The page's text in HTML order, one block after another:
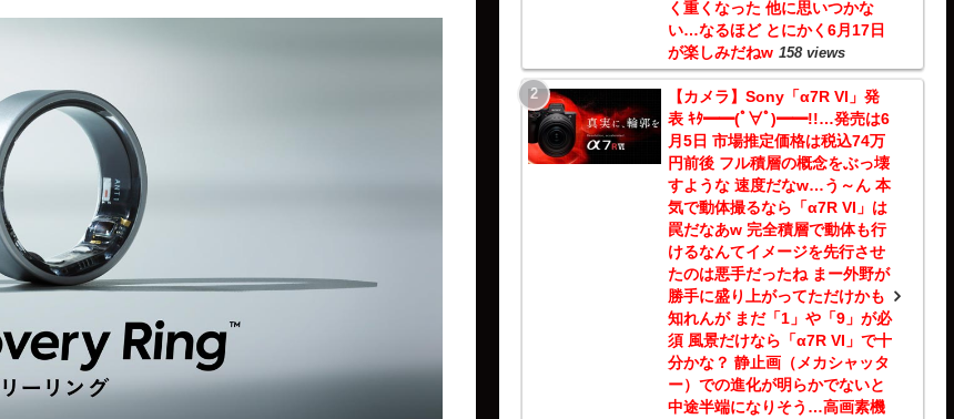
く重くなった 他に思いつかな
い…なるほど とにかく6月17日
が楽しみだねw 158 views
【カメラ】Sony「α7R VI」発
表 ｷﾀ━━(ﾟ∀ﾟ)━━!!…発売は6
月5日 市場推定価格は税込74万
円前後 フル積層の概念をぶっ壊
すような 速度だなw…う～ん 本
気で動体撮るなら「α7R VI」は
罠だなあw 完全積層で動体も行
けるなんてイメージを先行させ
たのは悪手だったね まー外野が
勝手に盛り上がってただけかも
知れんが まだ「1」や「9」が必
須 風景だけなら「α7R VI」で十
分かな？ 静止画（メカシャッタ
ー）での進化が明らかでないと
中途半端になりそう…高画素機